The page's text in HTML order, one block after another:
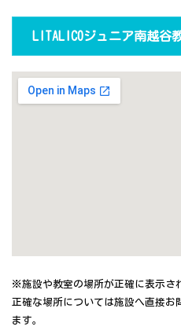
LITALICOジュニア南越谷
※施設や教室の場所が正確に表示さ
正確な場所については施設へ直接お
ます。